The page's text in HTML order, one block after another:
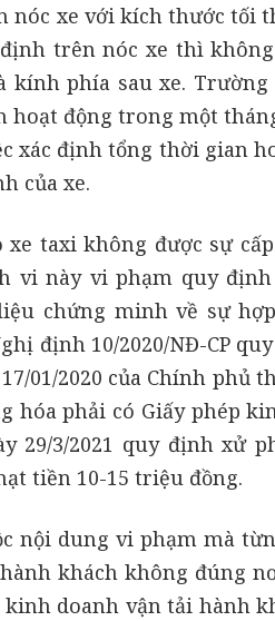
nóc xe với kích thước tối
trên nóc xe thì
kính phía sau xe.
hoạt động trong một
xác định tổng thời gian
của xe.
xe taxi không được sự
vi này vi phạm quy
chứng minh về sự
định 10/2020/NĐ-CP
01/2020 của Chính
hóa phải có Giấy phép
29/3/2021 quy định
tiền 10-15 triệu đồng.
nội dung vi phạm mà
khách không đúng
doanh vận tải hành